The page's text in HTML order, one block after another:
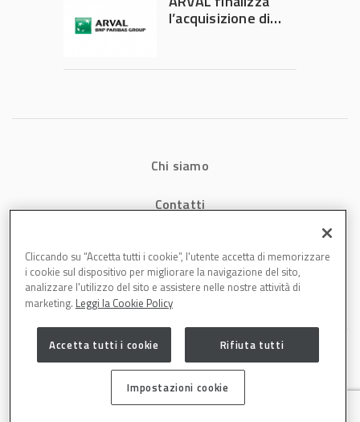
energetici e
aumenta la
l’acquisizione di
Chi siamo
Contatti
Cookies
Carrozzeria è una testata di DBInformation Spa P.IVA 09293820156 | Centro
Cliccando su “Accetta tutti i cookie”, l'utente accetta di memorizzare
i cookie sul dispositivo per migliorare la navigazione del sito,
analizzare l'utilizzo del sito e assistere nelle nostre attività di
marketing. Leggi la Cookie Policy
Accetta tutti i cookie Rifiuta tutti
Impostazioni cookie